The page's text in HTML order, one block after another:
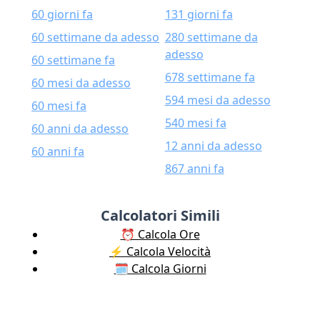
60 giorni fa
60 settimane da adesso
60 settimane fa
60 mesi da adesso
60 mesi fa
60 anni da adesso
60 anni fa
131 giorni fa
280 settimane da
adesso
678 settimane fa
594 mesi da adesso
540 mesi fa
12 anni da adesso
867 anni fa
Calcolatori Simili
⏰ Calcola Ore
⚡️ Calcola Velocità
🗓️ Calcola Giorni